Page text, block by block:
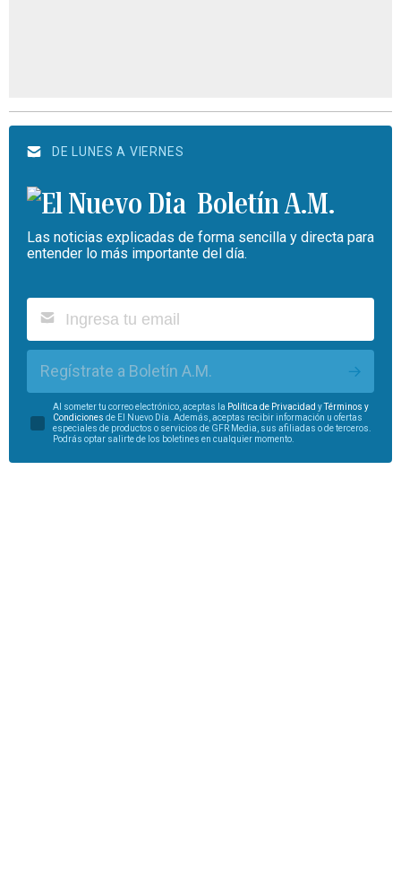
DE LUNES A VIERNES
Boletín A.M.
Las noticias explicadas de forma sencilla y directa para
entender lo más importante del día.
Regístrate a Boletín A.M.
Al someter tu correo electrónico, aceptas la Política de Privacidad yTérminos y
Condiciones de El Nuevo Día. Además, aceptas recibir información u ofertas
especiales de productos o servicios de GFR Media, sus afiliadas o de terceros.
Podrás optar salirte de los boletines en cualquier momento.